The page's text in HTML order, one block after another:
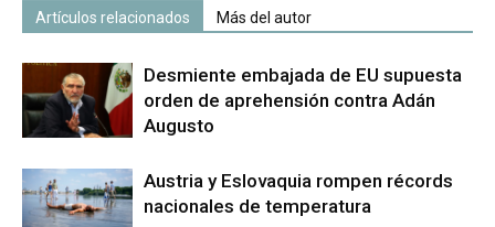
Artículos relacionados Más del autor
Desmiente embajada de EU supuesta
orden de aprehensión contra Adán
Augusto
Austria y Eslovaquia rompen récords
nacionales de temperatura